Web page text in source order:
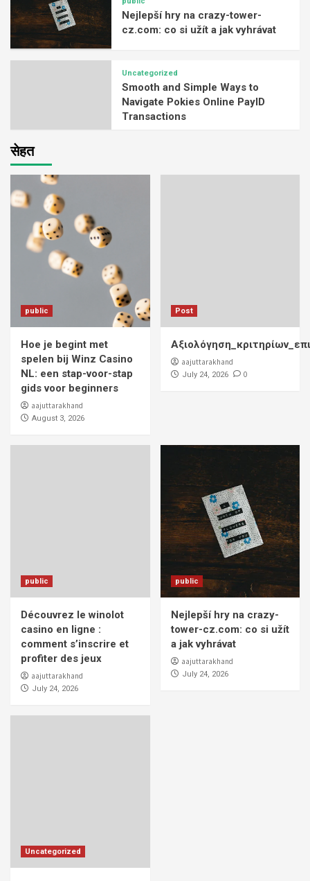
Nejlepší hry na crazy-tower-
cz.com: co si užít a jak vyhrávat
Uncategorized
Smooth and Simple Ways to
Navigate Pokies Online PayID
Transactions
सेहत
public
Hoe je begint met
spelen bij Winz Casino
NL: een stap-voor-stap
gids voor beginners
aajuttarakhand
August 3, 2026
Post
aajuttarakhand
July 24, 2026 0
public
Découvrez le winolot
casino en ligne :
comment s’inscrire et
profiter des jeux
aajuttarakhand
July 24, 2026
public
Nejlepší hry na crazy-
tower-cz.com: co si užít
a jak vyhrávat
aajuttarakhand
July 24, 2026
Uncategorized